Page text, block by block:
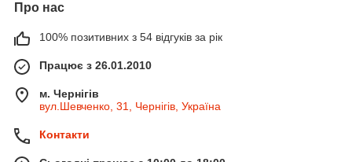
Про нас
100% позитивних з 54 відгуків за рік
Працює з 26.01.2010
м. Чернігів
вул.Шевченко, 31, Чернігів, Україна
Контакти